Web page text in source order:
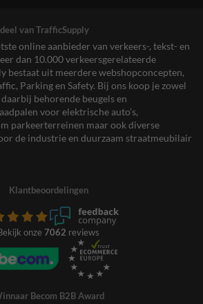
van TrafficSupply
online aanbieder van verkeers-, tekst- en
dan 10.000 verkeersgerelateerde
bestaat uit meerdere webshopconcepten,
Parking en Safety. Bij ons koop je zowel
behorende beugels en
voor elektrische auto’s,
parkeerterreinen maar ook diverse
de industrie en duurzaam straatmeubilair
Klantbeoordelingen
onze 7062 reviews
Becom B2B Award